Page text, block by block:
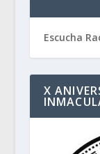
Escucha
X